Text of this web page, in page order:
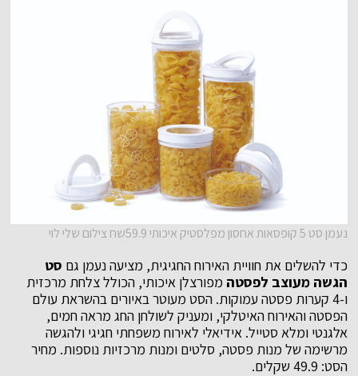
נעמן סט 5 קופסאות אחסון מפלסטיק איכותי 59.9שח צילום שלי לוי
כדי להשלים את חוויית האירוח החגיגית, מציעה נעמן גם סט
הגשה מעוצב לפסטה מפורצלן איכותי, הכולל צלחת מרכזית
ו-4 קערות פסטה עמוקות. הסט מעוטר באיורים בהשראת עולם
הפסטה והאירוח האיטלקי, ומעניק לשולחן החג מראה חמים,
אלגנטי ומלא סטייל. אידיאלי לאירוח משפחתי חגיגי ולהגשה
מרשימה של מנות פסטה, סלטים ומנות מרכזיות נוספות. מחיר
הסט: 49.9 שקלים.